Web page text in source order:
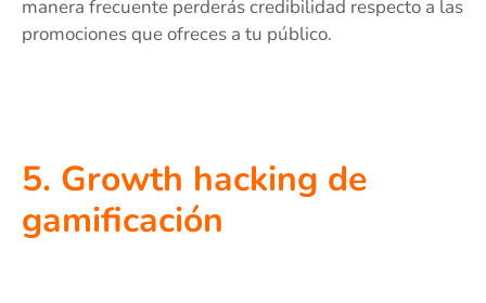
manera frecuente perderás credibilidad respecto a las
promociones que ofreces a tu público.
5. Growth hacking de
gamificación